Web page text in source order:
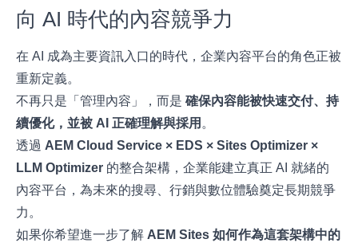
向 AI 時代的內容競爭力
在 AI 成為主要資訊入口的時代，企業內容平台的角色正被
重新定義。
不再只是「管理內容」，而是確保內容能被快速交付、持
續優化，並被 AI 正確理解與採用 。
透過 AEM Cloud Service × EDS × Sites Optimizer ×
LLM Optimizer 的整合架構，企業能建立真正 AI 就緒的
內容平台，為未來的搜尋、行銷與數位體驗奠定長期競爭
力。
如果你希望進一步了解 AEM Sites如何作為這套架構中的